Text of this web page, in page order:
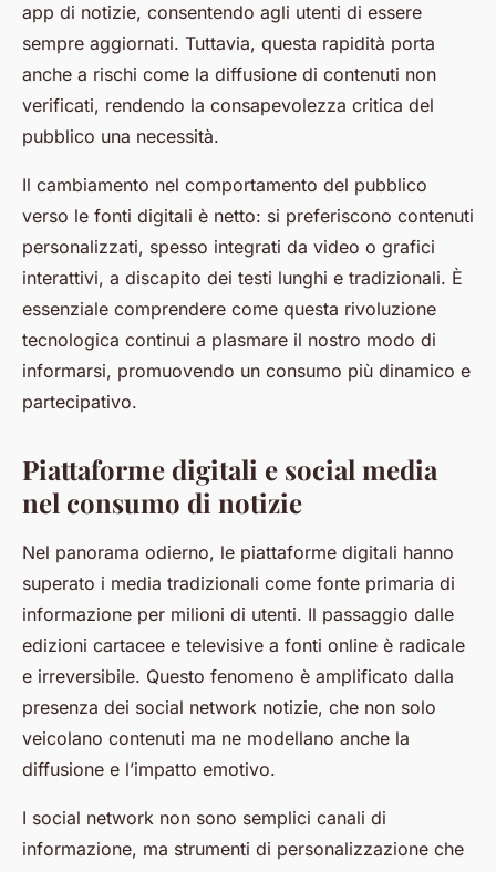
app di notizie, consentendo agli utenti di essere
sempre aggiornati. Tuttavia, questa rapidità porta
anche a rischi come la diffusione di contenuti non
verificati, rendendo la consapevolezza critica del
pubblico una necessità.
Il cambiamento nel comportamento del pubblico
verso le fonti digitali è netto: si preferiscono contenuti
personalizzati, spesso integrati da video o grafici
interattivi, a discapito dei testi lunghi e tradizionali. È
essenziale comprendere come questa rivoluzione
tecnologica continui a plasmare il nostro modo di
informarsi, promuovendo un consumo più dinamico e
partecipativo.
Piattaforme digitali e social media
nel consumo di notizie
Nel panorama odierno, le piattaforme digitali hanno
superato i media tradizionali come fonte primaria di
informazione per milioni di utenti. Il passaggio dalle
edizioni cartacee e televisive a fonti online è radicale
e irreversibile. Questo fenomeno è amplificato dalla
presenza dei social network notizie, che non solo
veicolano contenuti ma ne modellano anche la
diffusione e l’impatto emotivo.
I social network non sono semplici canali di
informazione, ma strumenti di personalizzazione che